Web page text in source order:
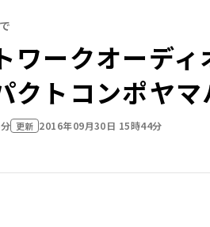
ワークオーデ
トコンポ――ヤマ
更新 2016年09月30日 15時44分